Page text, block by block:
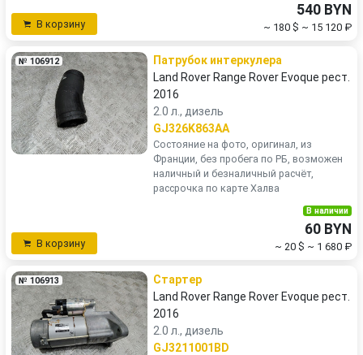
В корзину
540 BYN
~ 180 $ ~ 15 120 ₽
№ 106912
Патрубок интеркулера
Land Rover Range Rover Evoque рест.
2016
2.0 л., дизель
GJ326K863AA
Состояние на фото, оригинал, из
Франции, без пробега по РБ, возможен
наличный и безналичный расчёт,
рассрочка по карте Халва
В корзину
В наличии
60 BYN
~ 20 $ ~ 1 680 ₽
№ 106913
Стартер
Land Rover Range Rover Evoque рест.
2016
2.0 л., дизель
GJ3211001BD